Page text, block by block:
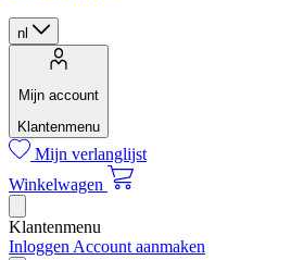
nl
Mijn account
Klantenmenu
Mijn verlanglijst
Winkelwagen
Klantenmenu
Inloggen Account aanmaken